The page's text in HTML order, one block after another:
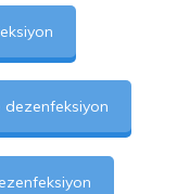
dezenfeksiyon